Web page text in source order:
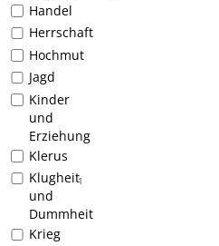
Handel
Herrschaft
Hochmut
Jagd
Kinder
und
Erziehung
Klerus
1
Klugheit
und
Dummheit
Krieg